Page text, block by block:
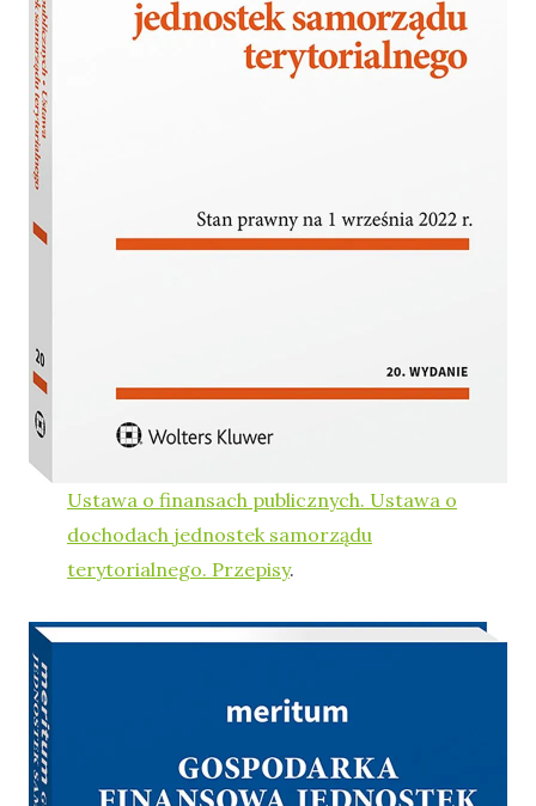
Ustawa o finansach publicznych. Ustawa o
dochodach jednostek samorządu
terytorialnego. Przepisy.